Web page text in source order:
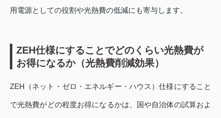
用電源としての役割や光熱費の低減にも寄与します。
ZEH仕様にすることでどのくらい光熱費が
お得になるか（光熱費削減効果）
ZEH（ネット・ゼロ・エネルギー・ハウス）仕様にすること
で光熱費がどの程度お得になるかは、国や自治体の試算およ